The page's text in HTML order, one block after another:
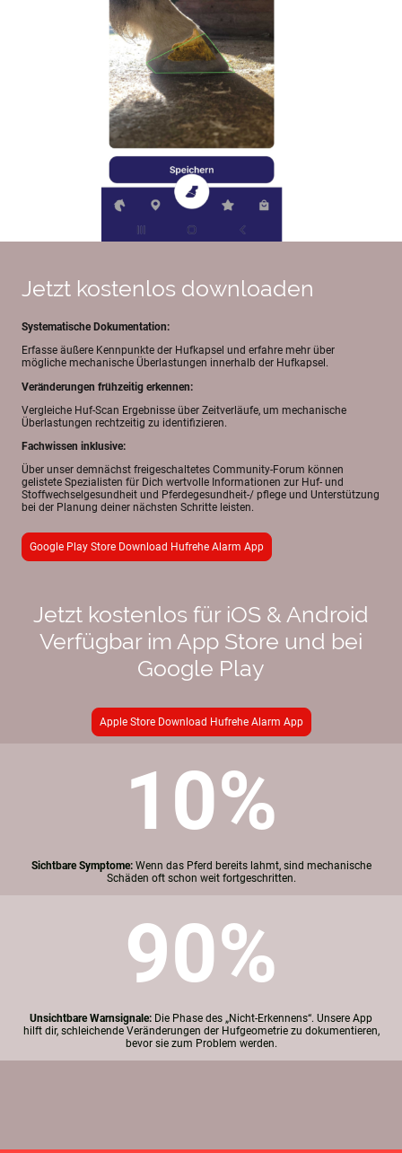
Jetzt kostenlos downloaden
Systematische Dokumentation:
Erfasse äußere Kennpunkte der Hufkapsel und erfahre mehr über
mögliche mechanische Überlastungen innerhalb der Hufkapsel.
Veränderungen frühzeitig erkennen:
Vergleiche Huf-Scan Ergebnisse über Zeitverläufe, um mechanische
Überlastungen rechtzeitig zu identifizieren.
Fachwissen inklusive:
Über unser demnächst freigeschaltetes Community-Forum können
gelistete Spezialisten für Dich wertvolle Informationen zur Huf- und
Stoffwechselgesundheit und Pferdegesundheit-/ pflege und Unterstützung
bei der Planung deiner nächsten Schritte leisten.
Google Play Store Download Hufrehe Alarm App
Jetzt kostenlos für iOS & Android
Verfügbar im App Store und bei
Google Play
Apple Store Download Hufrehe Alarm App
10%
Sichtbare Symptome:Wenn das Pferd bereits lahmt, sind mechanische
Schäden oft schon weit fortgeschritten.
90%
Unsichtbare Warnsignale: Die Phase des „Nicht-Erkennens“. Unsere App
hilft dir, schleichende Veränderungen der Hufgeometrie zu dokumentieren,
bevor sie zum Problem werden.